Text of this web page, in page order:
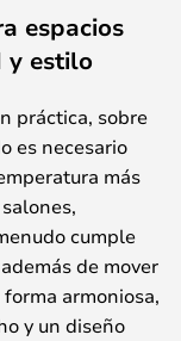
espacios
y estilo
práctica, sobre
es necesario
más
cumple
de mover
armoniosa,
y un diseño